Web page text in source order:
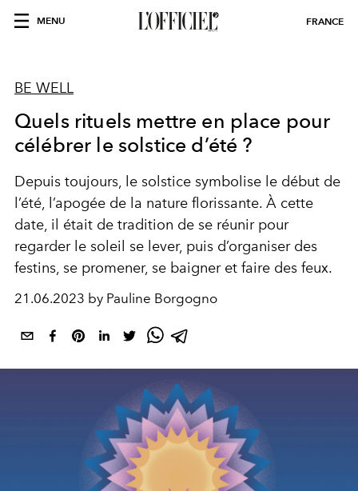
MENU FRANCE
BE WELL
Quels rituels mettre en place pour
célébrer le solstice d’été ?
Depuis toujours, le solstice symbolise le début de
l’été, l’apogée de la nature florissante. À cette
date, il était de tradition de se réunir pour
regarder le soleil se lever, puis d’organiser des
festins, se promener, se baigner et faire des feux.
21.06.2023 by Pauline Borgogno